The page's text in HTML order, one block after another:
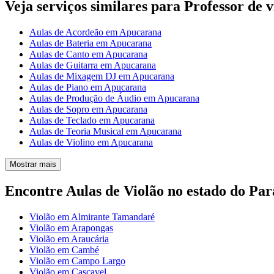
Veja serviços similares para Professor de
Aulas de Acordeão em Apucarana
Aulas de Bateria em Apucarana
Aulas de Canto em Apucarana
Aulas de Guitarra em Apucarana
Aulas de Mixagem DJ em Apucarana
Aulas de Piano em Apucarana
Aulas de Produção de Áudio em Apucarana
Aulas de Sopro em Apucarana
Aulas de Teclado em Apucarana
Aulas de Teoria Musical em Apucarana
Aulas de Violino em Apucarana
Mostrar mais
Encontre Aulas de Violão no estado do
Violão em Almirante Tamandaré
Violão em Arapongas
Violão em Araucária
Violão em Cambé
Violão em Campo Largo